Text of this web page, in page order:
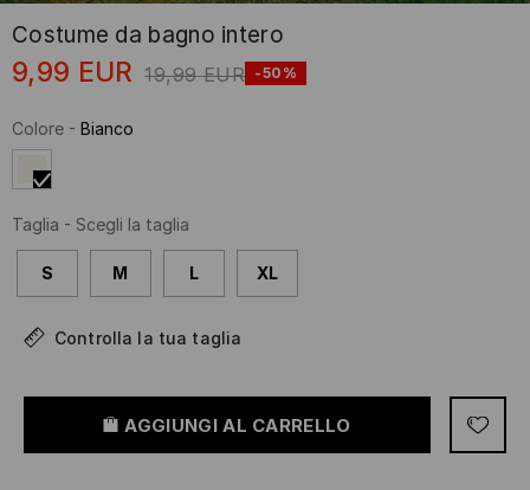
Costume da bagno intero
9,99 EUR 19,99 EUR -50%
Colore - Bianco
Taglia - Scegli la taglia
S M L XL
Controlla la tua taglia
AGGIUNGI AL CARRELLO